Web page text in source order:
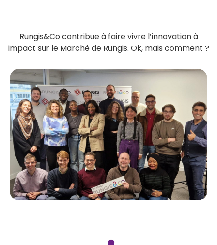
Rungis&Co contribue à faire vivre l’innovation à
impact sur le Marché de Rungis. Ok, mais comment ?